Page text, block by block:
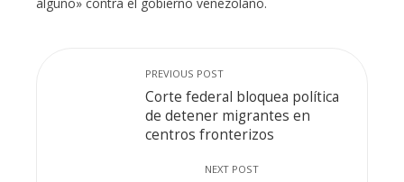
alguno» contra el gobierno venezolano.
PREVIOUS POST
Corte federal bloquea política
de detener migrantes en
centros fronterizos
NEXT POST